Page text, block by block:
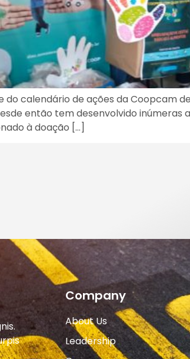
calendário de ações da Coopcam
então tem desenvolvido
à doação […]
Company
About Us
Leadership